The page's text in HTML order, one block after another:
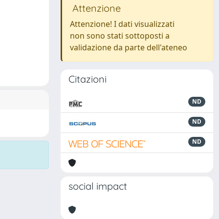
Attenzione
Attenzione! I dati visualizzati
non sono stati sottoposti a
validazione da parte dell'ateneo
Citazioni
ND
ND
ND
social impact